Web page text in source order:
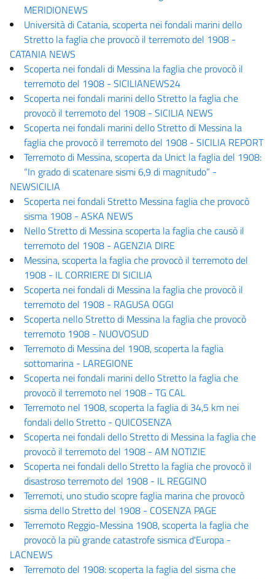
MERIDIONEWS
Università di Catania, scoperta nei fondali marini dello
Stretto la faglia che provocò il terremoto del 1908 -
CATANIA NEWS
Scoperta nei fondali di Messina la faglia che provocò il
terremoto del 1908 - SICILIANEWS24
Scoperta nei fondali marini dello Stretto la faglia che
provocò il terremoto del 1908 - SICILIA NEWS
Scoperta nei fondali marini dello Stretto di Messina la
faglia che provocò il terremoto del 1908 - SICILIA REPORT
Terremoto di Messina, scoperta da Unict la faglia del 1908:
“In grado di scatenare sismi 6,9 di magnitudo” -
NEWSICILIA
Scoperta nei fondali Stretto Messina faglia che provocò
sisma 1908 - ASKA NEWS
Nello Stretto di Messina scoperta la faglia che causò il
terremoto del 1908 - AGENZIA DIRE
Messina, scoperta la faglia che provocò il terremoto del
1908 - IL CORRIERE DI SICILIA
Scoperta nei fondali di Messina la faglia che provocò il
terremoto del 1908 - RAGUSA OGGI
Scoperta nello Stretto di Messina la faglia che provocò
terremoto 1908 - NUOVOSUD
Terremoto di Messina del 1908, scoperta la faglia
sottomarina - LAREGIONE
Scoperta nei fondali marini dello Stretto la faglia che
provocò il terremoto nel 1908 - TG CAL
Terremoto nel 1908, scoperta la faglia di 34,5 km nei
fondali dello Stretto - QUICOSENZA
Scoperta nei fondali dello Stretto di Messina la faglia che
provocò il terremoto del 1908 - AM NOTIZIE
Scoperta nei fondali dello Stretto la faglia che provocò il
disastroso terremoto del 1908 - IL REGGINO
Terremoti, uno studio scopre faglia marina che provocò
sisma dello Stretto del 1908 - COSENZA PAGE
Terremoto Reggio-Messina 1908, scoperta la faglia che
provocò la più grande catastrofe sismica d'Europa -
LACNEWS
Terremoto del 1908: scoperta la faglia del sisma che